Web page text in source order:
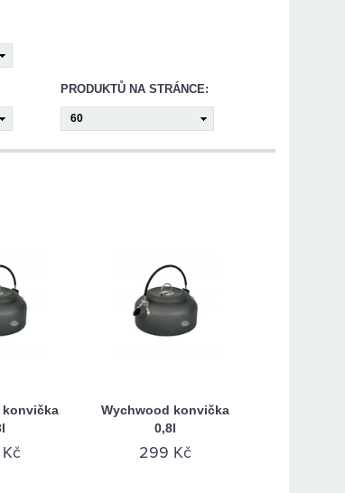
PRODUKTŮ NA STRÁNCE:
konvička
Wychwood konvička
0,8l
299 Kč